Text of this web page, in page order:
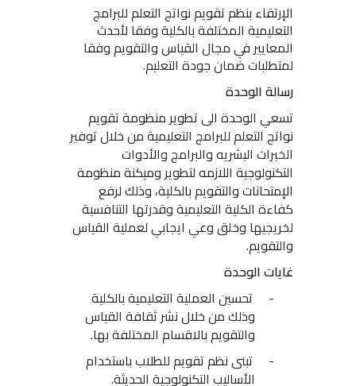
الإرتقاء بنظم تقويم نواتج التعلم للبرامج
التعليمية المختلفة بالكلية وفقا لأحدث
المعايير في مجال القياس والتقويم وفقا
لمتطلبات ضمان جودة التعليم.
رسالة الوحدة
تسعي الوحدة الى تطوير منظومة تقويم
نواتج التعلم للبرامج التعليميةمن خلال توفير
الخبرات البشريه والبرامج والأدوات
التكنولوجية اللازمه لتطوير وميكنة منظومة
الإمتحانات والتقويم بالكلية، وذلك لرفع
كفاءة الكلية التعليمية وقدرتها التنافسية
لخريجيها وخلق وعي ايجابي لعملية القياس
والتقويم.
غايات الوحدة
-
تحسين العملية التعليمية بالكلية
وذلك من خلال نشر ثقافة القياس
والتقويم بالاقسام المختلفة بها.
-
تبنى نظم تقويم للطلاب باستخدام
الأساليب التكنولوجية الحديثة.